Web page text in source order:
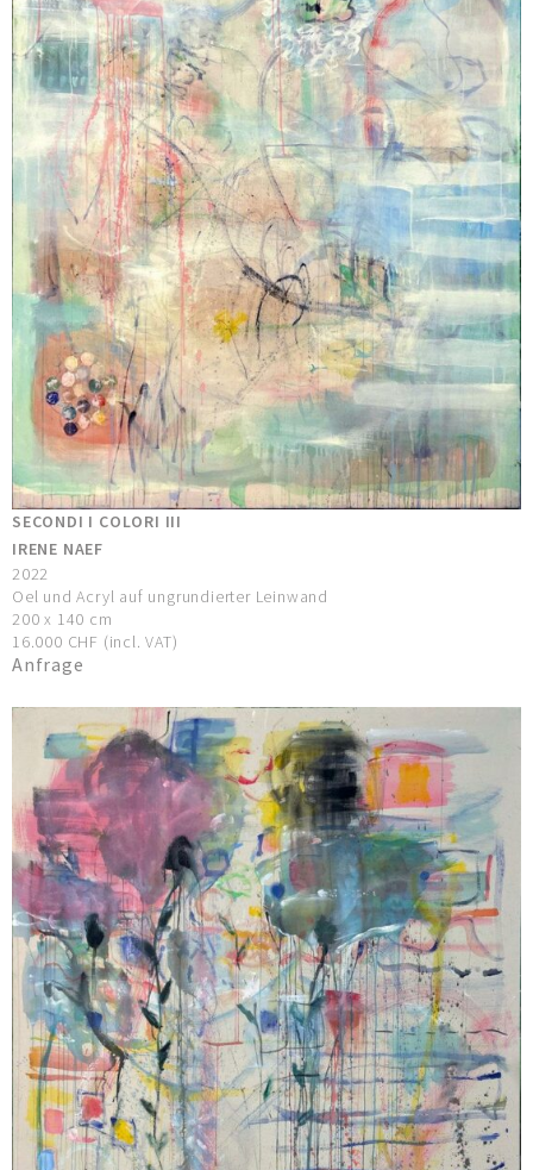
SECONDI I COLORI III
IRENE NAEF
2022
Oel und Acryl auf ungrundierter Leinwand
200 x 140 cm
16.000 CHF (incl. VAT)
Anfrage